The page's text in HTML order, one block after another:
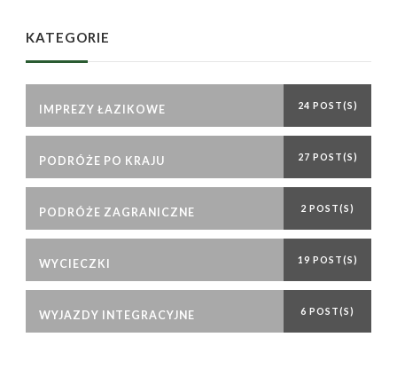
KATEGORIE
IMPREZY ŁAZIKOWE 24 POST(S)
PODRÓŻE PO KRAJU 27 POST(S)
PODRÓŻE ZAGRANICZNE 2 POST(S)
WYCIECZKI 19 POST(S)
WYJAZDY INTEGRACYJNE 6 POST(S)